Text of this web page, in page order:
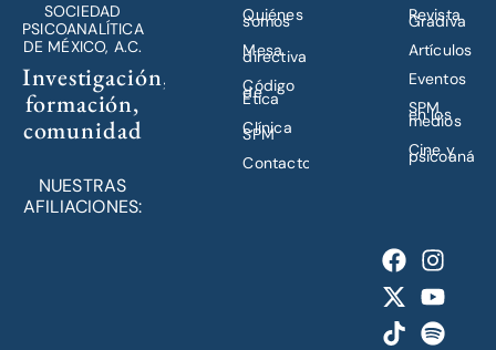
SOCIEDAD
PSICOANALÍTICA
DE MÉXICO, A.C.
Investigación,
formación,
comunidad
NUESTRAS
AFILIACIONES:
Quiénes
somos
Mesa
directiva
Código
de
Ética
Clínica
SPM
Contacto
Revista
Gradiva
Artículos
Eventos
SPM
en los
medios
Cine y